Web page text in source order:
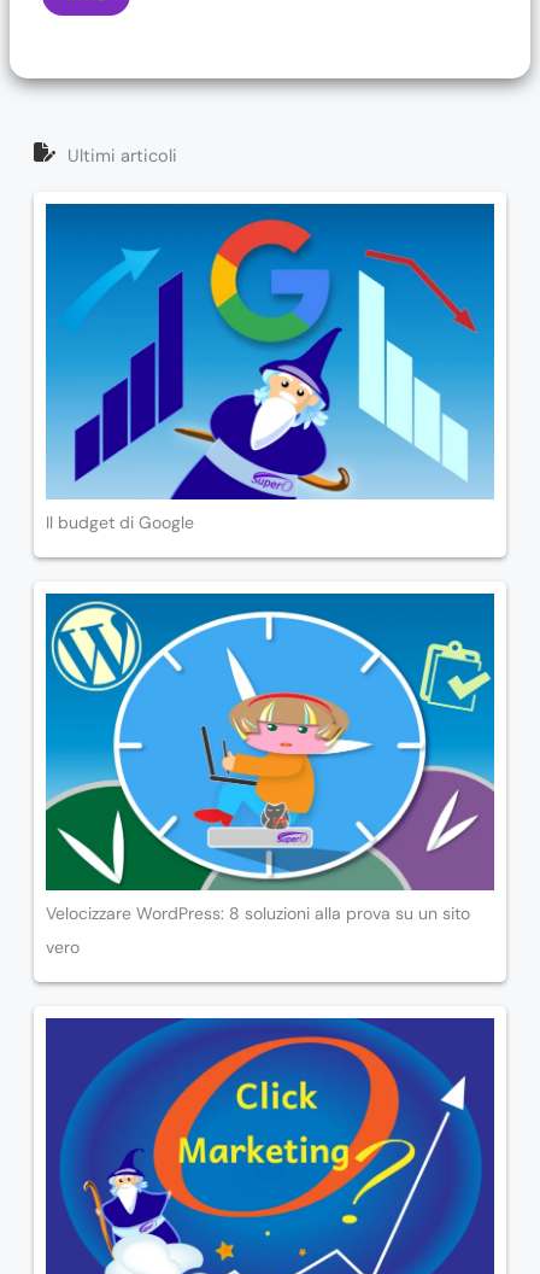
Ultimi articoli
Il budget di Google
Velocizzare WordPress: 8 soluzioni alla prova su un sito
vero